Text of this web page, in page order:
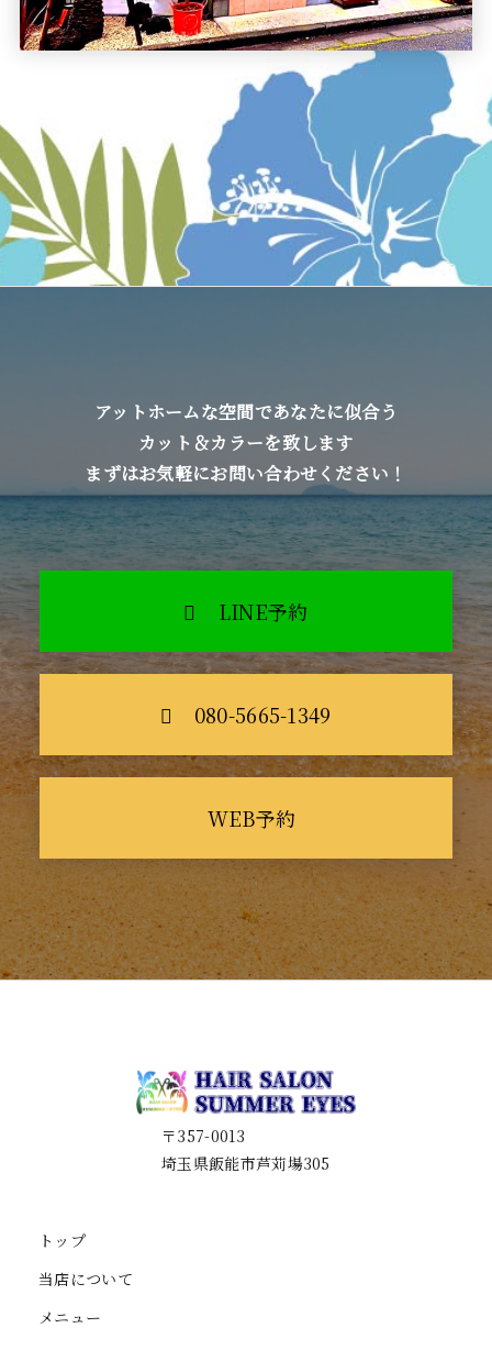
アットホームな空間であなたに似合う
カット＆カラーを致します
まずはお気軽にお問い合わせください！
LINE予約
080-5665-1349
WEB予約
〒357-0013
埼玉県飯能市芦苅場305
トップ
当店について
メニュー